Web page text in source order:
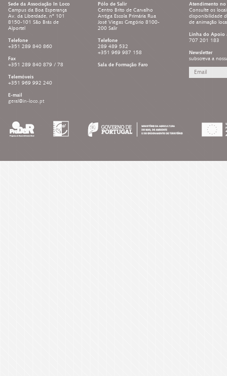
Sede da Associação In Loco
Campus da Boa Esperança
Av. da Liberdade, nº 101
8150-101 São Brás de
Alportel
Telefone
+351 289 840 860
Fax
+351 289 840 879 / 78
Telemóveis
+351 969 992 240
E-mail
geral@in-loco.pt
Pólo de Salir
Centro Brito de Carvalho
Antiga Escola Primária Rua
José Viegas Gregório 8100-
200 Salir
Telefone
289 489 532
+351 969 987 158
Sala de Formação Faro
Atendimento no
Consulte os
disponibilidade
de animação
Linha do Apoio
707 201 183
Newsletter
subscreva a